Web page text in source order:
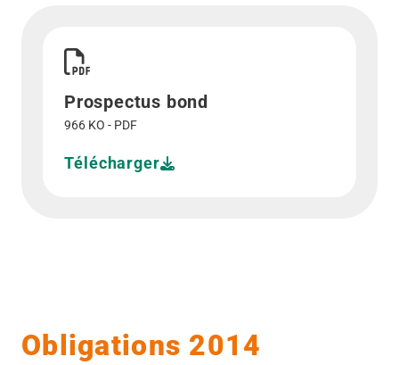
Prospectus bond
966 KO - PDF
Télécharger
Obligations 2014